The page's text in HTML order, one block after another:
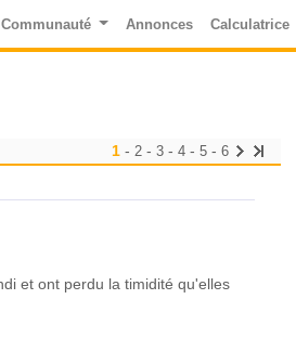
Communauté Annonces Calculatrice
1 - 2 -3 -4 -5 -6
et ont perdu la timidité qu'elles